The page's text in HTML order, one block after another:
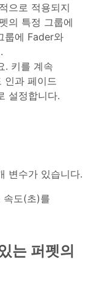
으로 적용되지
의 특정 그룹에
룹에 Fader와
. 키를 계속
인과 페이드
설정합니다.
변수가 있습니다.
속도(초)를
는 퍼펫의